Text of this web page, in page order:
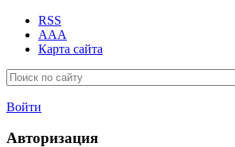
RSS
AAA
Карта сайта
Войти
Авторизация